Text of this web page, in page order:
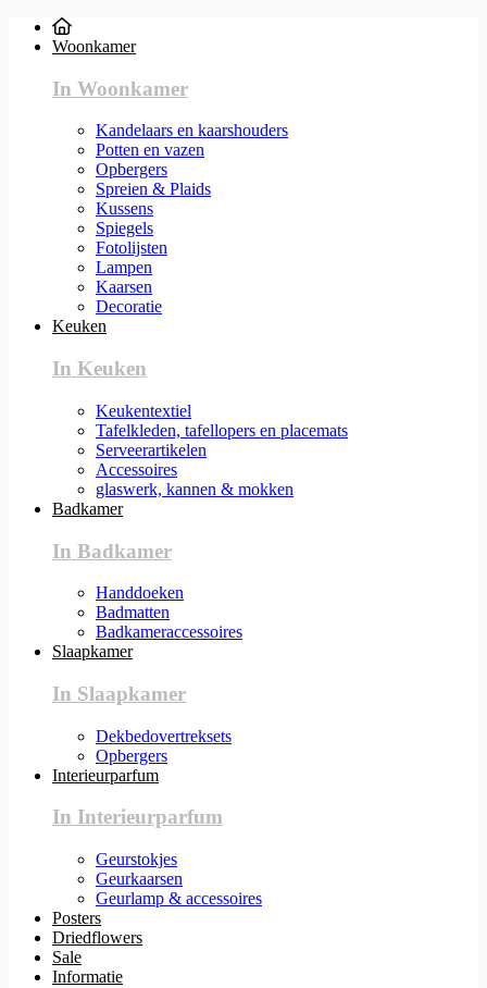
Woonkamer
In Woonkamer
Kandelaars en kaarshouders
Potten en vazen
Opbergers
Spreien & Plaids
Kussens
Spiegels
Fotolijsten
Lampen
Kaarsen
Decoratie
Keuken
In Keuken
Keukentextiel
Tafelkleden, tafellopers en placemats
Serveerartikelen
Accessoires
glaswerk, kannen & mokken
Badkamer
In Badkamer
Handdoeken
Badmatten
Badkameraccessoires
Slaapkamer
In Slaapkamer
Dekbedovertreksets
Opbergers
Interieurparfum
In Interieurparfum
Geurstokjes
Geurkaarsen
Geurlamp & accessoires
Posters
Driedflowers
Sale
Informatie